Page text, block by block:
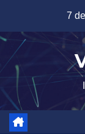
contenido
7